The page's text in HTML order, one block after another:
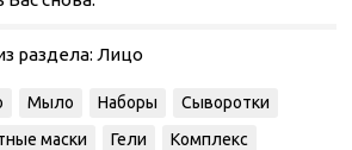
раздела: Лицо
Мыло Наборы
Сыворотки
маски Гели
Комплекс